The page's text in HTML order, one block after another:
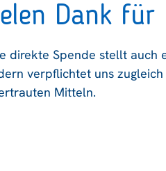
Dank für
direkte Spende stellt auch
verpflichtet uns
Mitteln.